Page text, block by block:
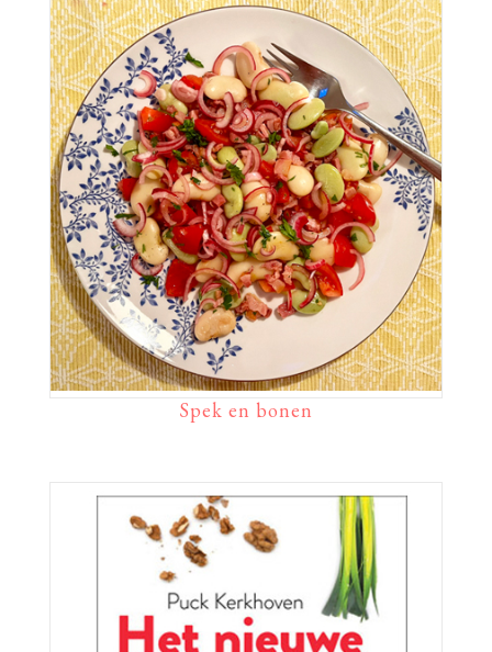
Spek en bonen